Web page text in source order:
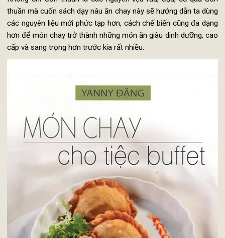
tìm thấy những công thức nấu ăn đa dạng, phong phú và
mỹ hơn, phù hợp với những ngày bạn muốn thử thách mình
những món ăn khó hơn, cầu kỳ hơn, hay đơn thuần là đúng
cái tên là làm món ăn cho một bữa tiệc chay để đãi bạn
thuần mà cuốn sách dạy nâu ăn chay này sẽ hướng dẫn ta
các nguyên liệu mới phức tạp hơn, cách chế biến cũng đa
hơn để món chay trở thành những món ăn giàu dinh dưỡng,
cấp và sang trọng hơn trước kia rất nhiều.